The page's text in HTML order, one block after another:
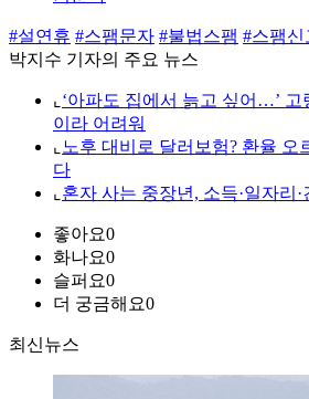
#설연휴 #스팸문자 #불법스팸 #스팸신
박지수 기자의 주요 뉴스
⌞ ‘아파도 집에서 늙고 싶어…’ 고
이라 어려워
⌞ 노후 대비로 달러보험? 환율 오
다
⌞ 혼자 사는 중장년, 소득·일자리·
좋아요0
화나요0
슬퍼요0
더 궁금해요0
최신뉴스